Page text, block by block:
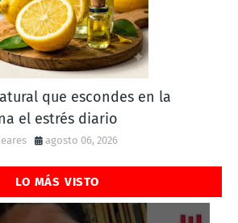
que escondes en la
el estrés diario
agosto 06, 2026
LO MÁS VISTO